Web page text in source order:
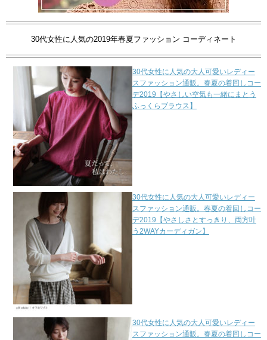
30代女性に人気の2019年春夏ファッション コーディネート
30代女性に人気の大人可愛いレディー
スファッション通販。春夏の着回しコー
デ2019【やさしい空気も一緒にまとう
ふっくらブラウス】
30代女性に人気の大人可愛いレディー
スファッション通販。春夏の着回しコー
デ2019【やさしさとすっきり、両方叶
う2WAYカーディガン】
30代女性に人気の大人可愛いレディー
スファッション通販。春夏の着回しコー